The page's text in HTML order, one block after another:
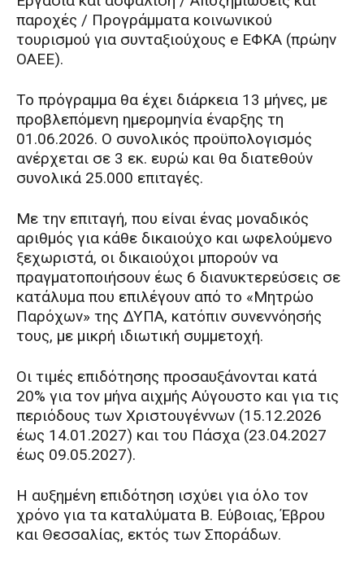
παροχές / Προγράμματα κοινωνικού
τουρισμού για συνταξιούχους e ΕΦΚΑ (πρώην
ΟΑΕΕ).
Το πρόγραμμα θα έχει διάρκεια 13 μήνες, με
προβλεπόμενη ημερομηνία έναρξης τη
01.06.2026. Ο συνολικός προϋπολογισμός
ανέρχεται σε 3 εκ. ευρώ και θα διατεθούν
συνολικά 25.000 επιταγές.
Με την επιταγή, που είναι ένας μοναδικός
αριθμός για κάθε δικαιούχο και ωφελούμενο
ξεχωριστά, οι δικαιούχοι μπορούν να
πραγματοποιήσουν έως 6 διανυκτερεύσεις σε
κατάλυμα που επιλέγουν από το «Μητρώο
Παρόχων» της ΔΥΠΑ, κατόπιν συνεννόησής
τους, με μικρή ιδιωτική συμμετοχή.
Οι τιμές επιδότησης προσαυξάνονται κατά
20% για τον μήνα αιχμής Αύγουστο και για τις
περιόδους των Χριστουγέννων (15.12.2026
έως 14.01.2027) και του Πάσχα (23.04.2027
έως 09.05.2027).
Η αυξημένη επιδότηση ισχύει για όλο τον
χρόνο για τα καταλύματα Β. Εύβοιας, Έβρου
και Θεσσαλίας, εκτός των Σποράδων.